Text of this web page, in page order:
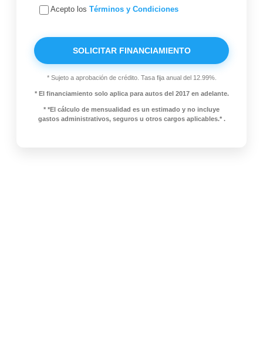
Acepto los Términos y Condiciones
SOLICITAR FINANCIAMIENTO
* Sujeto a aprobación de crédito. Tasa fija anual del 12.99%.
* El financiamiento solo aplica para autos del 2017 en adelante.
* *El cálculo de mensualidad es un estimado y no incluye
gastos administrativos, seguros u otros cargos aplicables.* .